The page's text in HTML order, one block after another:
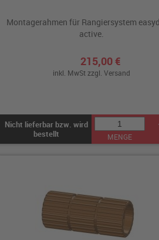
Montagerahmen für Rangiersystem
active.
215,00 €
inkl. MwSt zzgl. Versand
Nicht lieferbar bzw. wird
bestellt
MENGE